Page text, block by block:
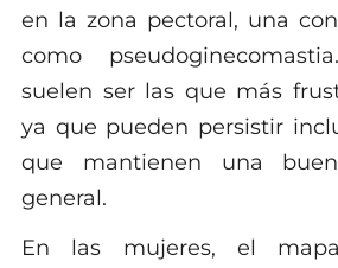
en la zona pectoral, una
como
suelen ser las que más
ya que pueden persistir
que mantienen una
general.
En las mujeres, el